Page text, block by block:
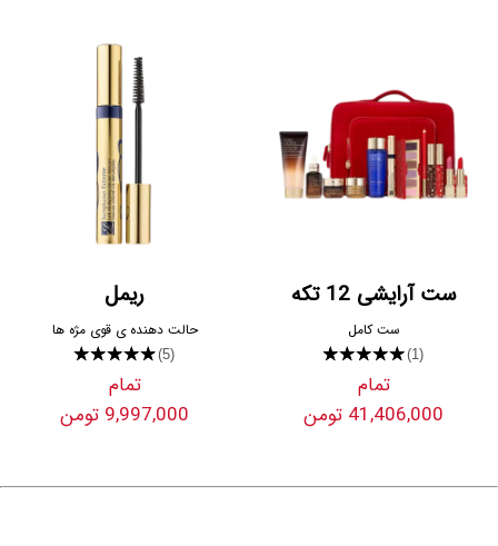
ست آرایشی 12 تکه
ست کامل
★★★★★(1)
تمام
41,406,000 تومن
ریمل
حالت دهنده ی قوی مژه ها
★★★★★(5)
تمام
9,997,000 تومن